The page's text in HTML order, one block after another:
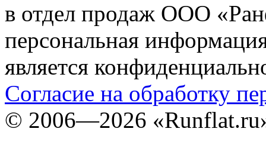
в отдел продаж ООО
персональная
является
Согласие на обработку
© 2006—2026